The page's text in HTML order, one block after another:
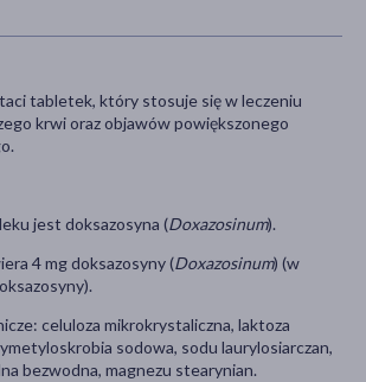
tabletek, który stosuje się w leczeniu
krwi oraz objawów powiększonego
jest doksazosyna (Doxazosinum).
4 mg doksazosyny (Doxazosinum) (w
celuloza mikrokrystaliczna, laktoza
sodowa, sodu laurylosiarczan,
bezwodna, magnezu stearynian.